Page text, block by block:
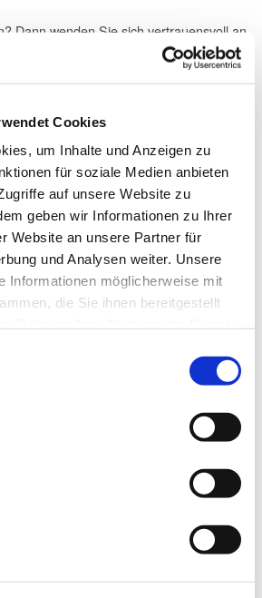
Cookies
um Inhalte und Anzeigen zu
für soziale Medien anbieten
auf unsere Website zu
geben wir Informationen zu Ihrer
Website an unsere Partner für
und Analysen weiter. Unsere
Informationen möglicherweise mit
die Sie ihnen bereitgestellt
Dann wenden Sie sich vertrauensvoll an
Tanja Kliche-Gehrau unter Telefon (0 66